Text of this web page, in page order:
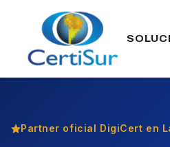
Partner oficial DigiCert en